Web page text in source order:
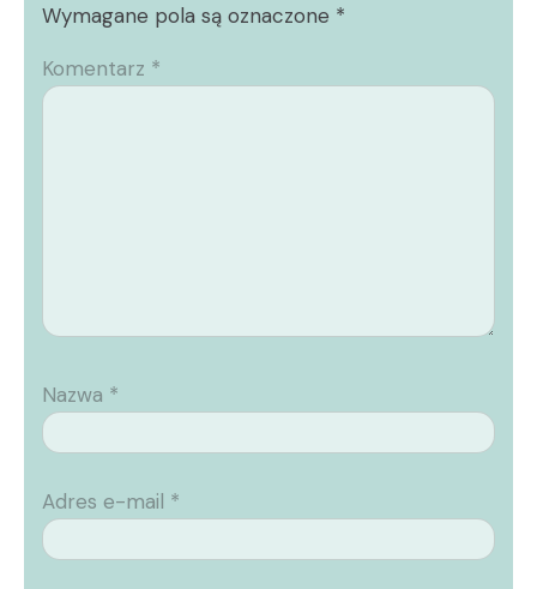
Wymagane pola są oznaczone *
Komentarz *
Nazwa *
Adres e-mail *